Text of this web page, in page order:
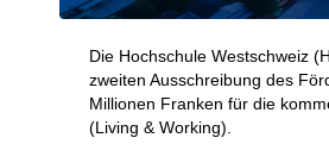
Die Hochschule Westschweiz
zweiten Ausschreibung des
Millionen Franken für die
(Living & Working).